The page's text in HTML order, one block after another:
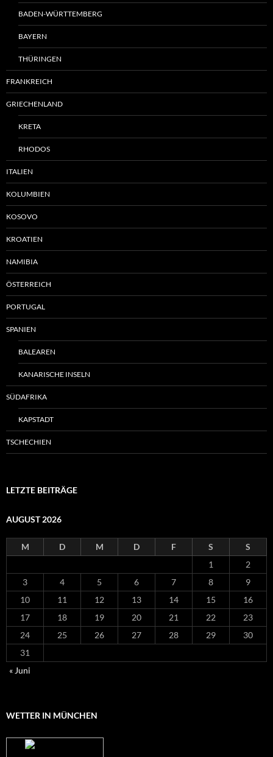
BADEN-WÜRTTEMBERG
BAYERN
THÜRINGEN
FRANKREICH
GRIECHENLAND
KRETA
RHODOS
ITALIEN
KOLUMBIEN
KOSOVO
KROATIEN
NAMIBIA
ÖSTERREICH
PORTUGAL
SPANIEN
BALEAREN
KANARISCHE INSELN
SÜDAFRIKA
KAPSTADT
TSCHECHIEN
LETZTE BEITRÄGE
AUGUST 2026
M D M D F S
S
1
2
3
4 5 6 7 8
9
10
11 12 13 14 15
16
17
18 19 20 21 22
23
24
25 26 27 28 29
30
31
« Juni
WETTER IN MÜNCHEN